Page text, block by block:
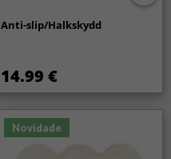
Anti-slip/Halkskydd
14.99 €
Novidade